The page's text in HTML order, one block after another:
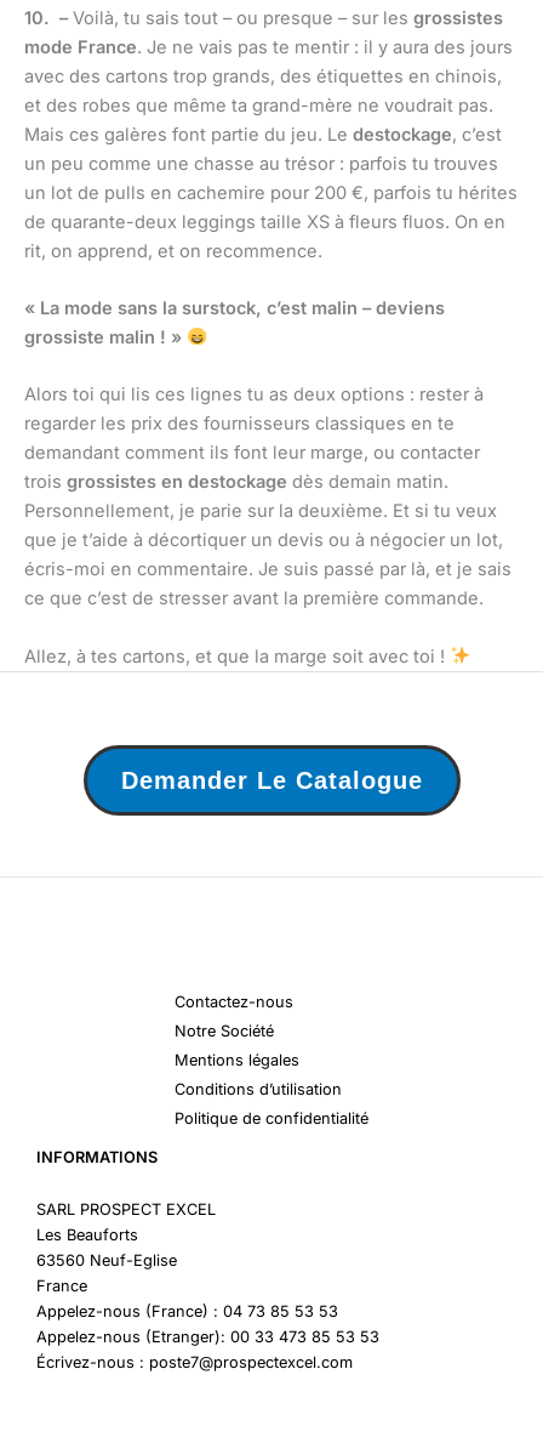
10. –Voilà, tu sais tout – ou presque – sur les grossistes
mode France. Je ne vais pas te mentir : il y aura des jours
avec des cartons trop grands, des étiquettes en chinois,
et des robes que même ta grand-mère ne voudrait pas.
Mais ces galères font partie du jeu. Le destockage, c’est
un peu comme une chasse au trésor : parfois tu trouves
un lot de pulls en cachemire pour 200 €, parfois tu hérites
de quarante-deux leggings taille XS à fleurs fluos. On en
rit, on apprend, et on recommence.
« La mode sans la surstock, c’est malin – deviens
grossiste malin ! »
Alors toi qui lis ces lignes tu as deux options : rester à
regarder les prix des fournisseurs classiques en te
demandant comment ils font leur marge, ou contacter
trois grossistes en destockage dès demain matin.
Personnellement, je parie sur la deuxième. Et si tu veux
que je t’aide à décortiquer un devis ou à négocier un lot,
écris-moi en commentaire. Je suis passé par là, et je sais
ce que c’est de stresser avant la première commande.
Allez, à tes cartons, et que la marge soit avec toi !
Demander Le Catalogue
Contactez-nous
Notre Société
Mentions légales
Conditions d’utilisation
Politique de confidentialité
INFORMATIONS
SARL PROSPECT EXCEL
Les Beauforts
63560 Neuf-Eglise
France
Appelez-nous (France) : 04 73 85 53 53
Appelez-nous (Etranger): 00 33 473 85 53 53
Écrivez-nous : poste7@prospectexcel.com